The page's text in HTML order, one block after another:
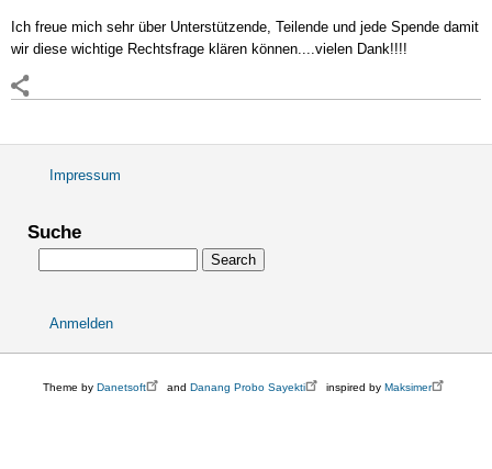
Ich freue mich sehr über Unterstützende, Teilende und jede Spende damit
wir diese wichtige Rechtsfrage klären können....vielen Dank!!!!
Fußbereichsmenü
Impressum
Suche
account
menu
Anmelden
Theme by Danetsoft and Danang Probo Sayekti inspired by Maksimer